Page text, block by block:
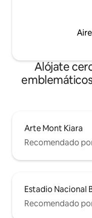
Alójate
Arte Mont Kiara
Recomendado
Estadio Nacional
Recomendado